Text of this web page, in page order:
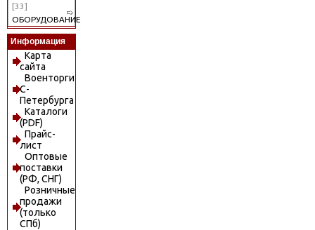
[33]
ОБОРУДОВАНИЕ
Информация
Карта
сайта
Военторги
С-
Петербурга
Каталоги
(PDF)
Прайс-
лист
Оптовые
поставки
(РФ, СНГ)
Розничные
продажи
(только
СПб)